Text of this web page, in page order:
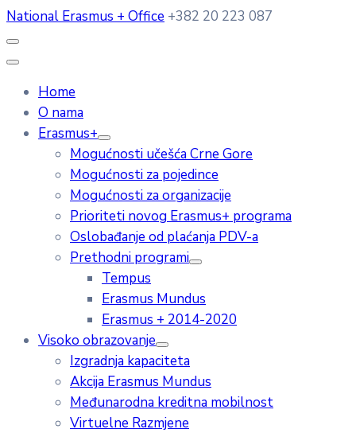
National Erasmus + Office +382 20 223 087
Home
O nama
Erasmus+
Mogućnosti učešća Crne Gore
Mogućnosti za pojedince
Mogućnosti za organizacije
Prioriteti novog Erasmus+ programa
Oslobađanje od plaćanja PDV-a
Prethodni programi
Tempus
Erasmus Mundus
Erasmus + 2014-2020
Visoko obrazovanje
Izgradnja kapaciteta
Akcija Erasmus Mundus
Međunarodna kreditna mobilnost
Virtuelne Razmjene